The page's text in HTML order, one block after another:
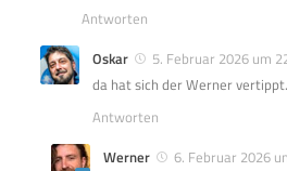
Antworten
Oskar
5. Februar 2026 um
da hat sich der Werner vertippt.
Antworten
Werner
6. Februar 2026